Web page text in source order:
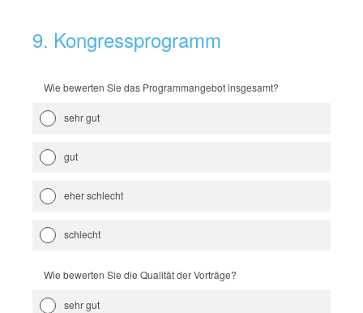
9. Kongressprogramm
Wie bewerten Sie das Programmangebot insgesamt?
sehr gut
gut
eher schlecht
schlecht
Wie bewerten Sie die Qualität der Vorträge?
sehr gut